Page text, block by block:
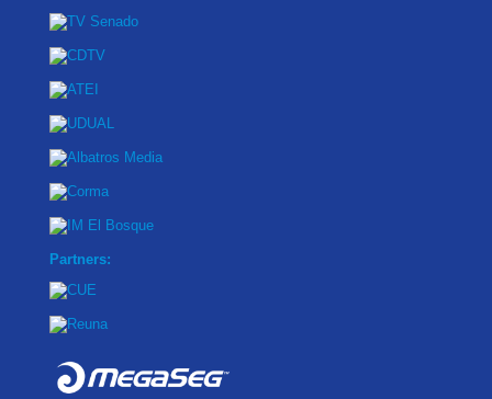
Partners: